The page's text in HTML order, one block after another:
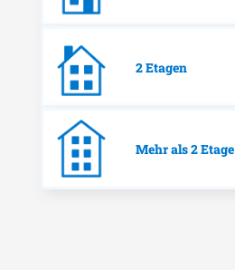
2 Etagen
Mehr als 2 Etage